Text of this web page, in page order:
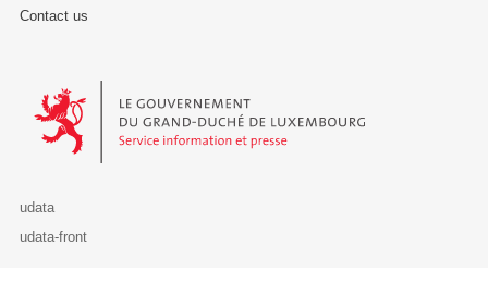
Contact us
Le Gouvernement du Grand-Duché de Luxembourg - Service
udata
udata-front